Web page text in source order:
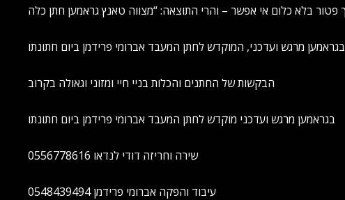
הבקשות של החתנים והכלות בניי חיי ומזוני וגאולה בקרוב
בגראמען מרגש ועדכני מוקדש לחתן המעבד אברומי פרידמן ביום חתונתו
שירה וחריזה דודי לנדאו 0556778616
עיבוד והפקה אברומי פרידמן 0548439494